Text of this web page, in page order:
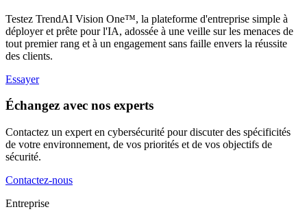
Testez TrendAI Vision One™, la plateforme d'entreprise simple à
déployer et prête pour l'IA, adossée à une veille sur les menaces de
tout premier rang et à un engagement sans faille envers la réussite
des clients.
Essayer
Échangez avec nos experts
Contactez un expert en cybersécurité pour discuter des spécificités
de votre environnement, de vos priorités et de vos objectifs de
sécurité.
Contactez-nous
Entreprise